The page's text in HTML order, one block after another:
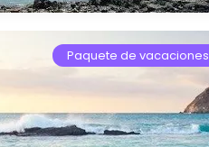
Paquete de vacaciones